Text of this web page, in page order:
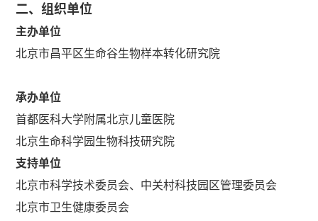
二、组织单位
主办单位
北京市昌平区生命谷生物样本转化研究院
承办单位
首都医科大学附属北京儿童医院
北京生命科学园生物科技研究院
支持单位
北京市科学技术委员会、中关村科技园区管理委员会
北京市卫生健康委员会